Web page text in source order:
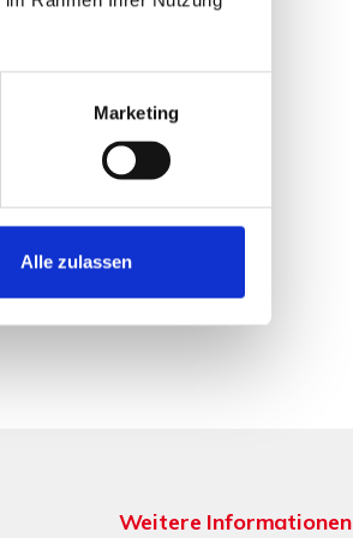
Marketing
Alle zulassen
Weitere Informationen